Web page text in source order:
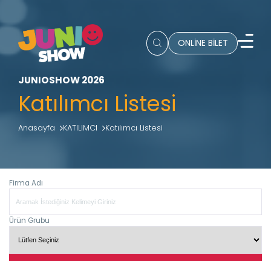
ONLİNE BİLET
JUNIOSHOW 2026
Katılımcı Listesi
Anasayfa KATILIMCI Katılımcı Listesi
Firma Adı
Ürün Grubu